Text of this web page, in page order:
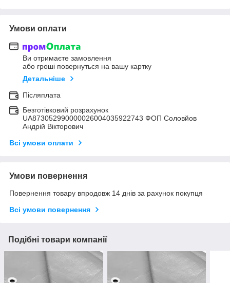
Умови оплати
Ви отримаєте замовлення
або гроші повернуться на вашу картку
Детальніше
Післяплата
Безготівковий розрахунок
UA873052990000026004035922743 ФОП Соловйов
Андрій Вікторович
Всі умови оплати
Умови повернення
Повернення товару впродовж 14 днів за рахунок покупця
Всі умови повернення
Подібні товари компанії